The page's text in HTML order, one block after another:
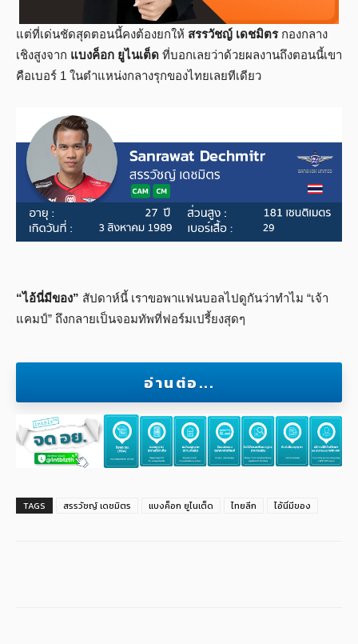
แต่ที่เด่นชัดสุดตอนนี้คงต้องยกให้ สรรวัชญ์ เดชมิตรกองกลาง
เชิงสูงจาก แบงค็อก ยูไนเต็ด ที่บอกเลยว่าด้วยผลงานถึงตอนนี้เขา
คือเบอร์ 1 ในตำแหน่งกลางรุกของไทยเลยทีเดียว
“ไอ้นี่มีของ” สัปดาห์นี้ เราขอพาแฟนบอลไปดูกันว่าทำไม “เจ้า
แคมป์” ถึงกลายเป็นจอมทัพที่ฟอร์มเปรี้ยงสุดๆ
อ่านต่อ...
TAGS สรรวัชญ์ เดชมิตร แบงค็อก ยูไนเต็ด ไทยลีก ไอ้นี่มีของ